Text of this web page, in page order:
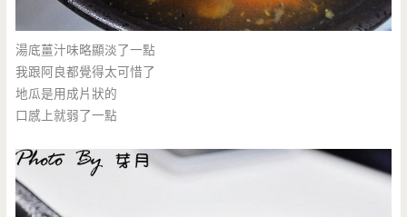
湯底薑汁味略顯淡了一點
我跟阿良都覺得太可惜了
地瓜是用成片狀的
口感上就弱了一點